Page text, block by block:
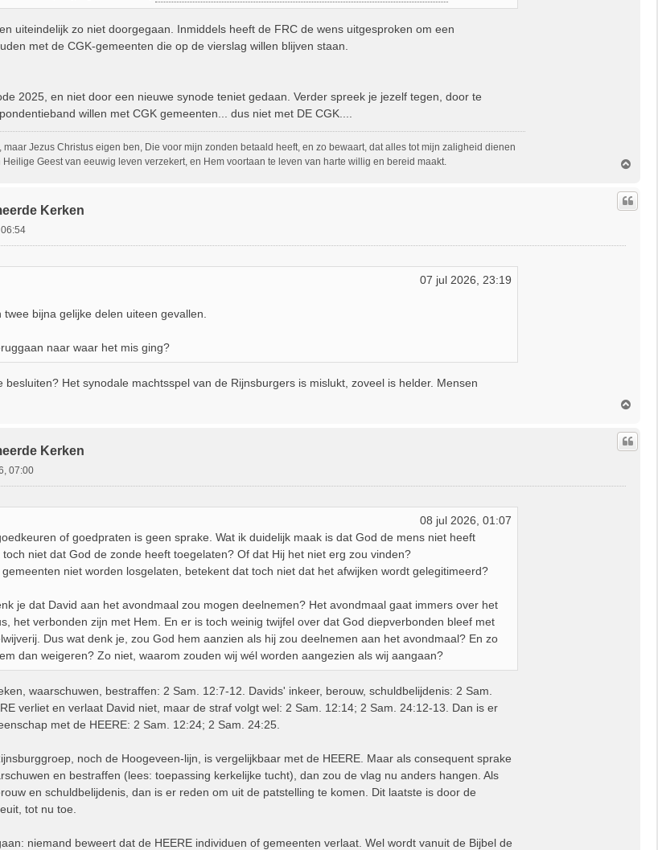
uiteindelijk zo niet doorgegaan. Inmiddels heeft de FRC de wens uitgesproken om een
met de CGK-gemeenten die op de vierslag willen blijven staan.
2025, en niet door een nieuwe synode teniet gedaan. Verder spreek je jezelf tegen, door te
willen met CGK gemeenten... dus niet met DE CGK....
maar Jezus Christus eigen ben, Die voor mijn zonden betaald heeft, en zo bewaart, dat alles tot mijn zaligheid dienen
Geest van eeuwig leven verzekert, en Hem voortaan te leven van harte willig en bereid maakt.
h
o
Kerken
07 jul 2026, 23:19
bijna gelijke delen uiteen gevallen.
naar waar het mis ging?
besluiten? Het synodale machtsspel van de Rijnsburgers is mislukt, zoveel is helder. Mensen
h
o
Kerken
07:00
08 jul 2026, 01:07
of goedpraten is geen sprake. Wat ik duidelijk maak is dat God de mens niet heeft
niet dat God de zonde heeft toegelaten? Of dat Hij het niet erg zou vinden?
niet worden losgelaten, betekent dat toch niet dat het afwijken wordt gelegitimeerd?
je dat David aan het avondmaal zou mogen deelnemen? Het avondmaal gaat immers over het
het verbonden zijn met Hem. En er is toch weinig twijfel over dat God diepverbonden bleef met
Dus wat denk je, zou God hem aanzien als hij zou deelnemen aan het avondmaal? En zo
dan weigeren? Zo niet, waarom zouden wij wél worden aangezien als wij aangaan?
waarschuwen, bestraffen: 2 Sam. 12:7-12. Davids' inkeer, berouw, schuldbelijdenis: 2 Sam.
verliet en verlaat David niet, maar de straf volgt wel: 2 Sam. 12:14; 2 Sam. 24:12-13. Dan is er
met de HEERE: 2 Sam. 12:24; 2 Sam. 24:25.
noch de Hoogeveen-lijn, is vergelijkbaar met de HEERE. Maar als consequent sprake
en bestraffen (lees: toepassing kerkelijke tucht), dan zou de vlag nu anders hangen. Als
en schuldbelijdenis, dan is er reden om uit de patstelling te komen. Dit laatste is door de
tot nu toe.
niemand beweert dat de HEERE individuen of gemeenten verlaat. Wel wordt vanuit de Bijbel de